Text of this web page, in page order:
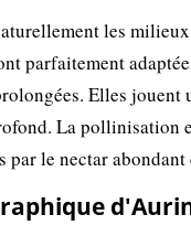
les
parfaitement
Elles
La pollinisation
par le nectar